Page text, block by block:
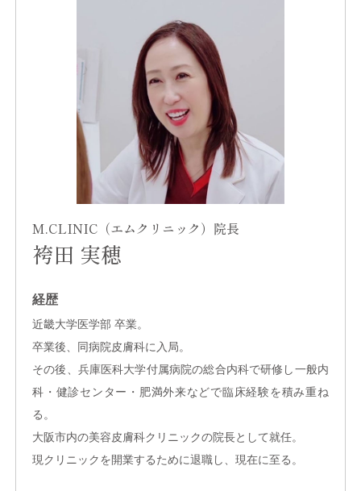
M.CLINIC（エムクリニック）院長
袴田 実穂
経歴
近畿大学医学部 卒業。
卒業後、同病院皮膚科に入局。
その後、兵庫医科大学付属病院の総合内科で研修し一般内
科・健診センター・肥満外来などで臨床経験を積み重ね
る。
大阪市内の美容皮膚科クリニックの院長として就任。
現クリニックを開業するために退職し、現在に至る。